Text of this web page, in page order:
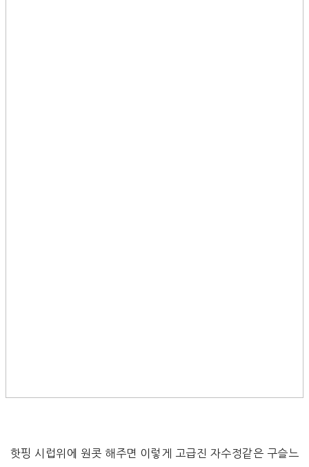
핫핑 시럽위에 원콧 해주면 이렇게 고급진 자수정같은 구슬느